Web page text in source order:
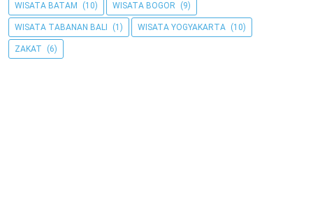
WISATA BATAM (10) WISATA BOGOR (9)
WISATA TABANAN BALI (1) WISATA YOGYAKARTA (10)
ZAKAT (6)